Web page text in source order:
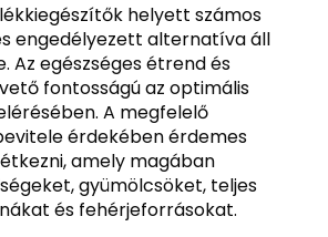
helyett számos
engedélyezett alternatíva áll
Az egészséges étrend és
fontosságú az optimális
A megfelelő
érdekében érdemes
amely magában
gyümölcsöket, teljes
és fehérjeforrásokat.